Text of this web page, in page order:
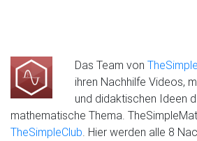
Das Team von
ihren Nachhilfe Videos,
und didaktischen Ideen
mathematische Thema.
TheSimpleClub. Hier werden alle 8